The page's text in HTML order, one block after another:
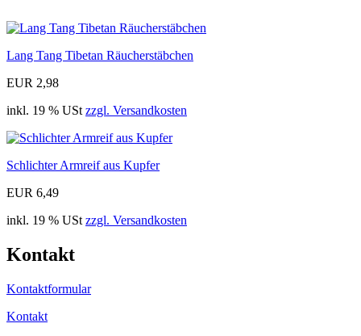
Lang Tang Tibetan Räucherstäbchen
EUR 2,98
inkl. 19 % USt zzgl. Versandkosten
Schlichter Armreif aus Kupfer
EUR 6,49
inkl. 19 % USt zzgl. Versandkosten
Kontakt
Kontaktformular
Kontakt